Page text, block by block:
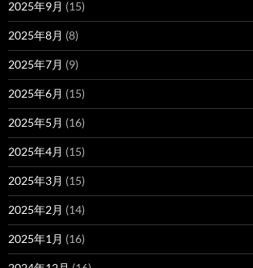
2025年9月 (15)
2025年8月 (8)
2025年7月 (9)
2025年6月 (15)
2025年5月 (16)
2025年4月 (15)
2025年3月 (15)
2025年2月 (14)
2025年1月 (16)